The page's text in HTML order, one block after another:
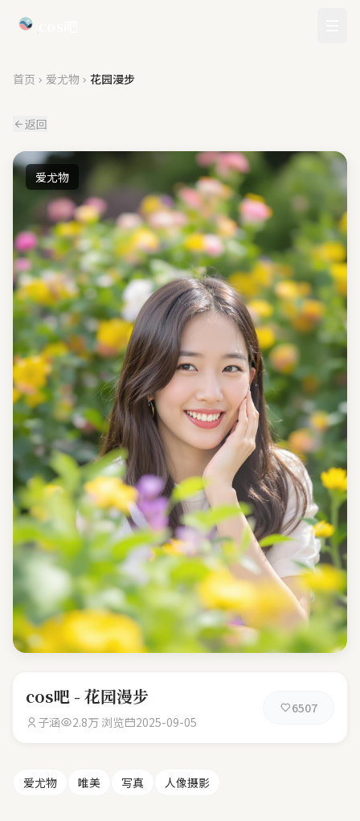
首页 爱尤物 花园漫步
返回
爱尤物
cos吧 - 花园漫步
子涵 2.8万 浏览 2025-09-05
6507
爱尤物 唯美 写真 人像摄影